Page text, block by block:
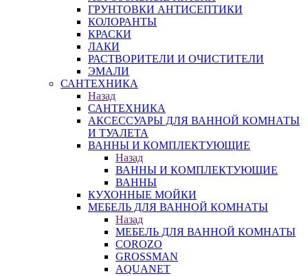
ГРУНТОВКИ АНТИСЕПТИКИ
КОЛОРАНТЫ
КРАСКИ
ЛАКИ
РАСТВОРИТЕЛИ И ОЧИСТИТЕЛИ
ЭМАЛИ
САНТЕХНИКА
Назад
САНТЕХНИКА
АКСЕССУАРЫ ДЛЯ ВАННОЙ КОМНАТЫ
И ТУАЛЕТА
ВАННЫ И КОМПЛЕКТУЮЩИЕ
Назад
ВАННЫ И КОМПЛЕКТУЮЩИЕ
ВАННЫ
КУХОННЫЕ МОЙКИ
МЕБЕЛЬ ДЛЯ ВАННОЙ КОМНАТЫ
Назад
МЕБЕЛЬ ДЛЯ ВАННОЙ КОМНАТЫ
COROZO
GROSSMAN
AQUANET